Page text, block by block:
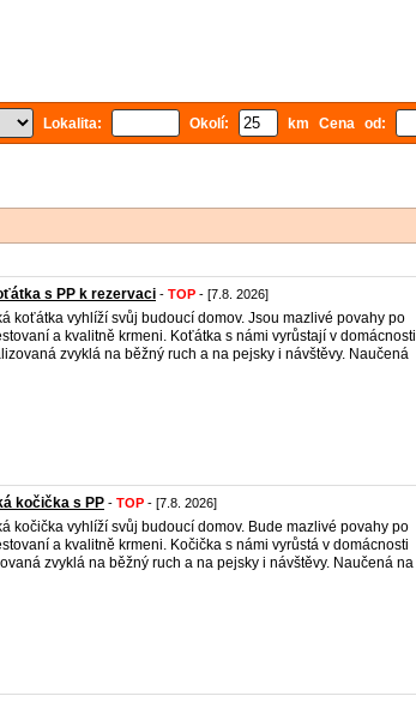
Lokalita: Okolí: km Cena od:
s PP k rezervaci - TOP - [7.8. 2026]
koťátka vyhlíží svůj budoucí domov. Jsou mazlivé povahy po
a kvalitně krmeni. Koťátka s námi vyrůstají v domácnosti
zvyklá na běžný ruch a na pejsky i návštěvy. Naučená
kočička s PP - TOP - [7.8. 2026]
kočička vyhlíží svůj budoucí domov. Bude mazlivé povahy po
a kvalitně krmeni. Kočička s námi vyrůstá v domácnosti
zvyklá na běžný ruch a na pejsky i návštěvy. Naučená na